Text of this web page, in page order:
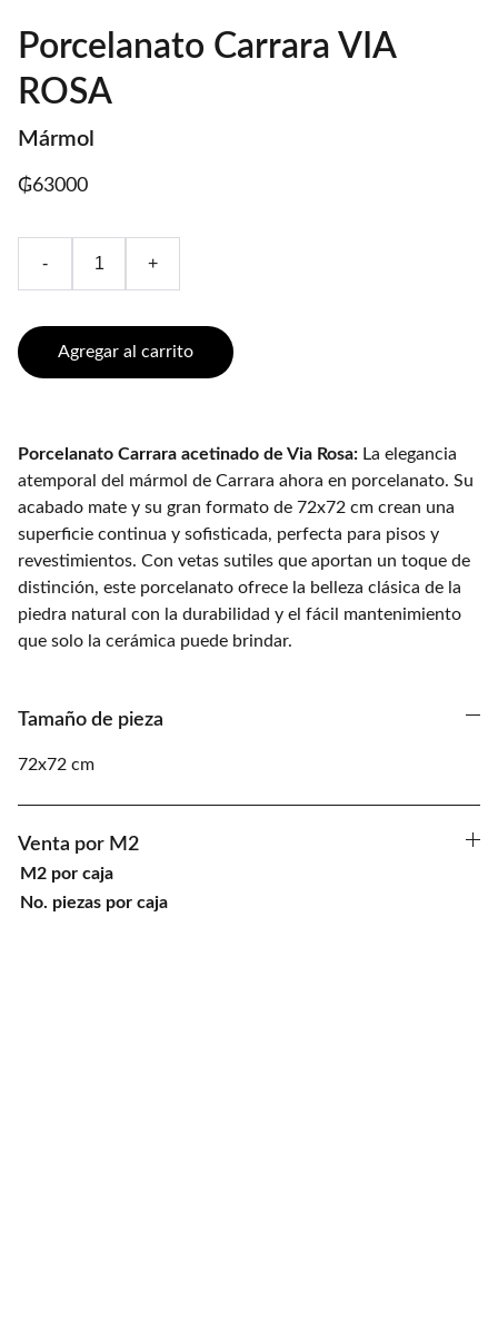
Porcelanato Carrara VIA
ROSA
Mármol
₲63000
- +
Agregar al carrito
Porcelanato Carrara acetinado de Via Rosa: La elegancia
atemporal del mármol de Carrara ahora en porcelanato. Su
acabado mate y su gran formato de 72x72 cm crean una
superficie continua y sofisticada, perfecta para pisos y
revestimientos. Con vetas sutiles que aportan un toque de
distinción, este porcelanato ofrece la belleza clásica de la
piedra natural con la durabilidad y el fácil mantenimiento
que solo la cerámica puede brindar.
Tamaño de pieza
72x72 cm
Venta por M2
M2 por caja
No. piezas por caja